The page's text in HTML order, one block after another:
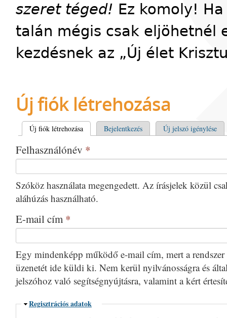
szeret téged! Ez komoly!
talán mégis csak eljöhetnél
kezdésnek az „Új élet
Új fiók létrehozása
Elsődleges fülek
Új fiók létrehozása(aktív fül)Bejelentkezés Új jelszó igénylése
Felhasználónév *
Szóköz használata megengedett. Az írásjelek közül
aláhúzás használható.
E-mail cím *
Egy mindenképp működő e-mail cím, mert a rendszer
üzenetét ide küldi ki. Nem kerül nyilvánosságra és
jelszóhoz való segítségnyújtásra, valamint a kért
Elrejtés
Regisztrációs adatok